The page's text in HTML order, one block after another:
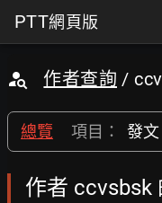
PTT網頁版
作者查詢 /
總覽 項目： 發文
作者 ccvsbsk